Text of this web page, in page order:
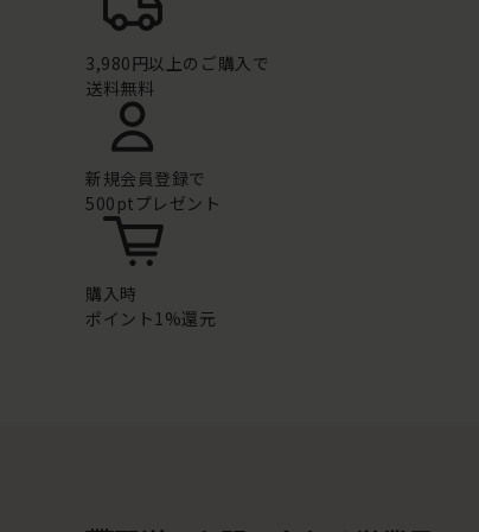
3,980円以上のご購入で
送料無料
新規会員登録で
500ptプレゼント
購入時
ポイント1%還元